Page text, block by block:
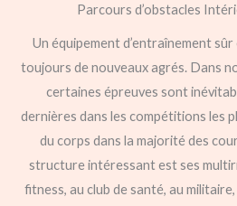
Parcours d’obstacles
Un équipement d’entraînement
toujours de nouveaux agrés. Dans
certaines épreuves sont
dernières dans les compétitions les
du corps dans la majorité des
structure intéressant est ses
fitness, au club de santé, au